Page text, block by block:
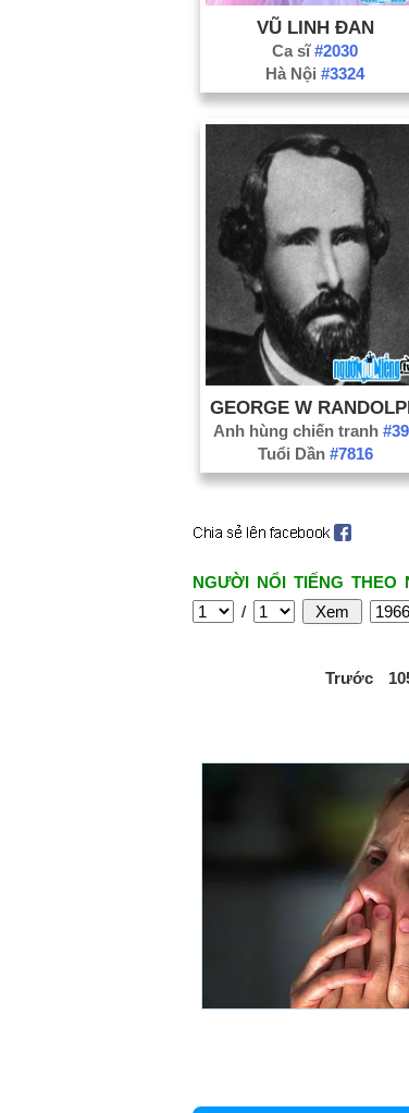
VŨ LINH ĐAN
Ca sĩ#2030
Hà Nội#3324
GEORGE W
Anh hùng chiến tranh
Tuổi Dần #7816
NGƯỜI NỔI TIẾNG THEO
/
Trước